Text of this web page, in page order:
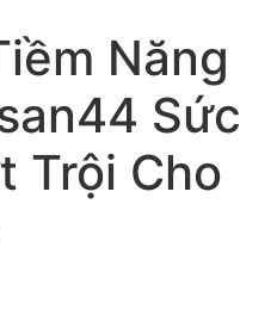
Năng
Sức
Trội Cho